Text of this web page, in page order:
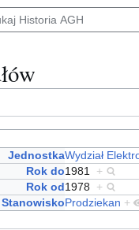
JednostkaWydział
Rok do1981
+
Rok od1978
+
StanowiskoProdziekan +